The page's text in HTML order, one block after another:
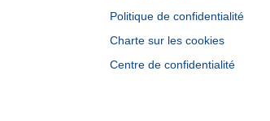
Politique de confidentialité
Charte sur les cookies
Centre de confidentialité